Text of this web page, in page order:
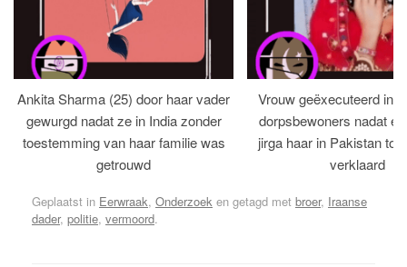
Ankita Sharma (25) door haar vader
gewurgd nadat ze in India zonder
toestemming van haar familie was
getrouwd
Vrouw geëxecuteerd in
dorpsbewoners nadat
jirga haar in Pakistan tot
verklaard
Geplaatst in Eerwraak, Onderzoek en getagd met broer, Iraanse
dader, politie, vermoord.